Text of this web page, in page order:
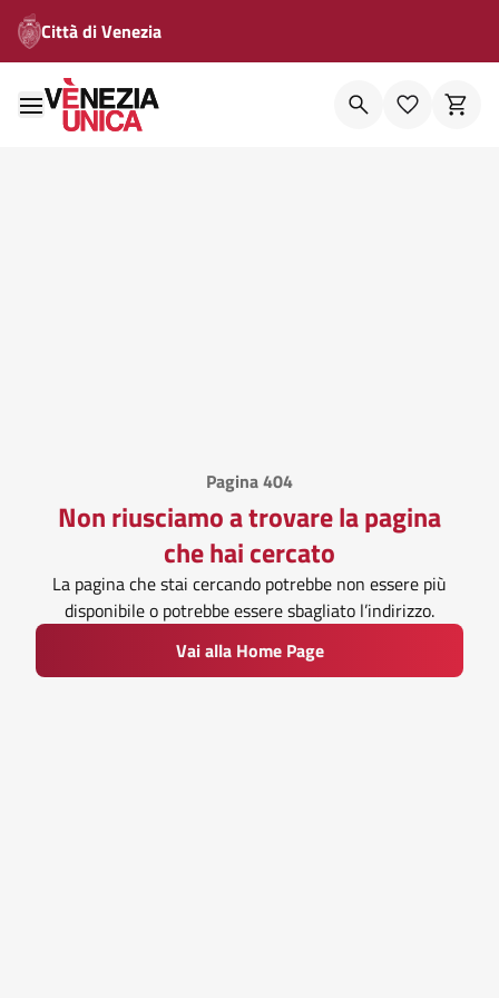
Città di Venezia
Pagina 404
Non riusciamo a trovare la pagina
che hai cercato
La pagina che stai cercando potrebbe non essere più
disponibile o potrebbe essere sbagliato l’indirizzo.
Vai alla Home Page